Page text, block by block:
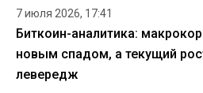
7 июля 2026, 17:41
Биткоин-аналитика:
новым спадом, а текущий
левередж